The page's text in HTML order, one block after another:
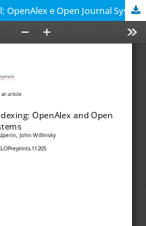
A caminho da indexação universal: OpenAlex e Open Journal Systems